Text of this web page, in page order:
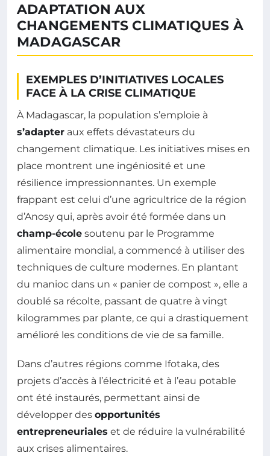
ADAPTATION AUX
CHANGEMENTS CLIMATIQUES À
MADAGASCAR
EXEMPLES D’INITIATIVES LOCALES
FACE À LA CRISE CLIMATIQUE
À Madagascar, la population s’emploie à
s’adapter aux effets dévastateurs du
changement climatique. Les initiatives mises en
place montrent une ingéniosité et une
résilience impressionnantes. Un exemple
frappant est celui d’une agricultrice de la région
d’Anosy qui, après avoir été formée dans un
champ-école soutenu par le Programme
alimentaire mondial, a commencé à utiliser des
techniques de culture modernes. En plantant
du manioc dans un « panier de compost », elle a
doublé sa récolte, passant de quatre à vingt
kilogrammes par plante, ce qui a drastiquement
amélioré les conditions de vie de sa famille.
Dans d’autres régions comme Ifotaka, des
projets d’accès à l’électricité et à l’eau potable
ont été instaurés, permettant ainsi de
développer des opportunités
entrepreneuriales et de réduire la vulnérabilité
aux crises alimentaires.